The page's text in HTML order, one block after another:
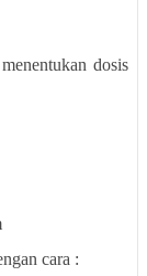
dosis
cara :